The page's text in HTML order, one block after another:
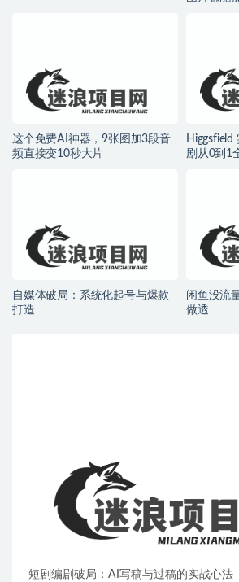
这个免费AI神器，9张图加3段音
频直接变10秒大片
Higgsfield
剧从0到1
自媒体破局：系统化起号与爆款
打造
闲鱼没流
做透
短剧编剧破局：AI写稿与过稿的实战心法